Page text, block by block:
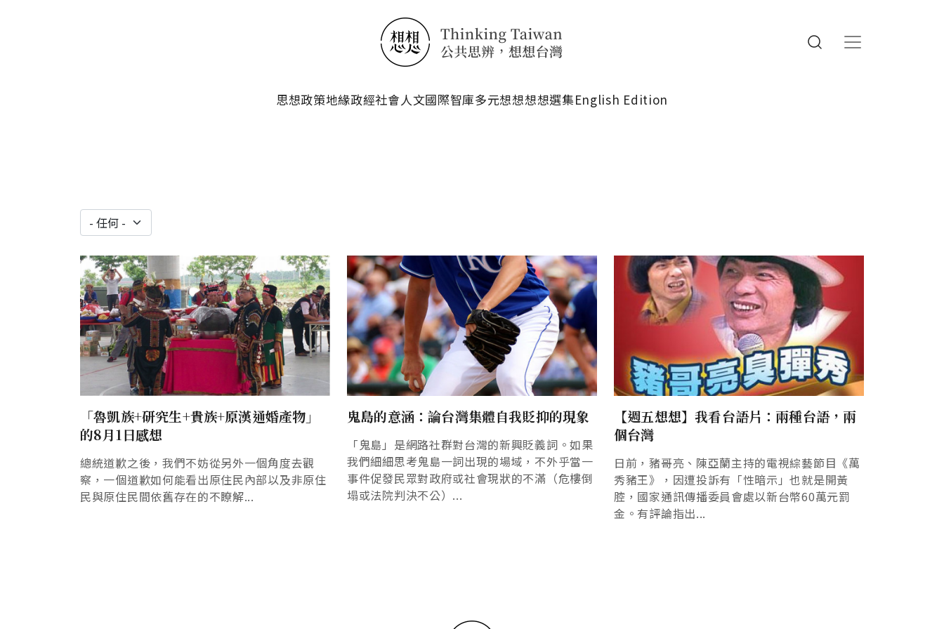
思想政策地緣政經社會人文國際智庫多元想想想想選集English Edition
「魯凱族+研究生+貴族+原漢通婚產物」
的8月1日感想
總統道歉之後，我們不妨從另外一個角度去觀
察，一個道歉如何能看出原住民內部以及非原住
民與原住民間依舊存在的不瞭解...
鬼島的意涵：論台灣集體自我貶抑的現象
「鬼島」是網路社群對台灣的新興貶義詞。如果
我們細細思考鬼島一詞出現的場域，不外乎當一
事件促發民眾對政府或社會現狀的不滿（危樓倒
塌或法院判決不公）...
【週五想想】我看台語片：兩種台語，兩
個台灣
日前，豬哥亮、陳亞蘭主持的電視綜藝節目《萬
秀豬王》，因遭投訴有「性暗示」也就是開黃
腔，國家通訊傳播委員會處以新台幣60萬元罰
金。有評論指出...